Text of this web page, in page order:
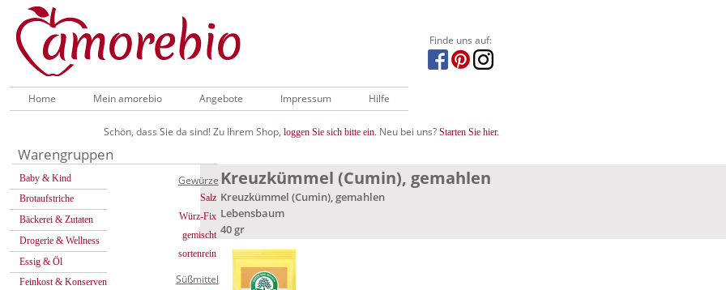
Finde uns auf:
Home Mein amorebio Angebote Impressum Hilfe
Schön, dass Sie da sind! Zu Ihrem Shop, loggen Sie sich bitte ein. Neu bei uns? Starten Sie hier.
Warengruppen
Baby & Kind
Brotaufstriche
Bäckerei & Zutaten
Drogerie & Wellness
Essig & Öl
Feinkost & Konserven
Gewürze
Salz
Würz-Fix
gemischt
sortenrein
Süßmittel
Kreuzkümmel (Cumin), gemahlen
Kreuzkümmel (Cumin), gemahlen
Lebensbaum
40 gr